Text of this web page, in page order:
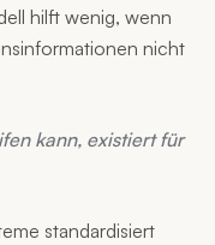
hilft wenig, wenn
nicht
kann, existiert für
standardisiert